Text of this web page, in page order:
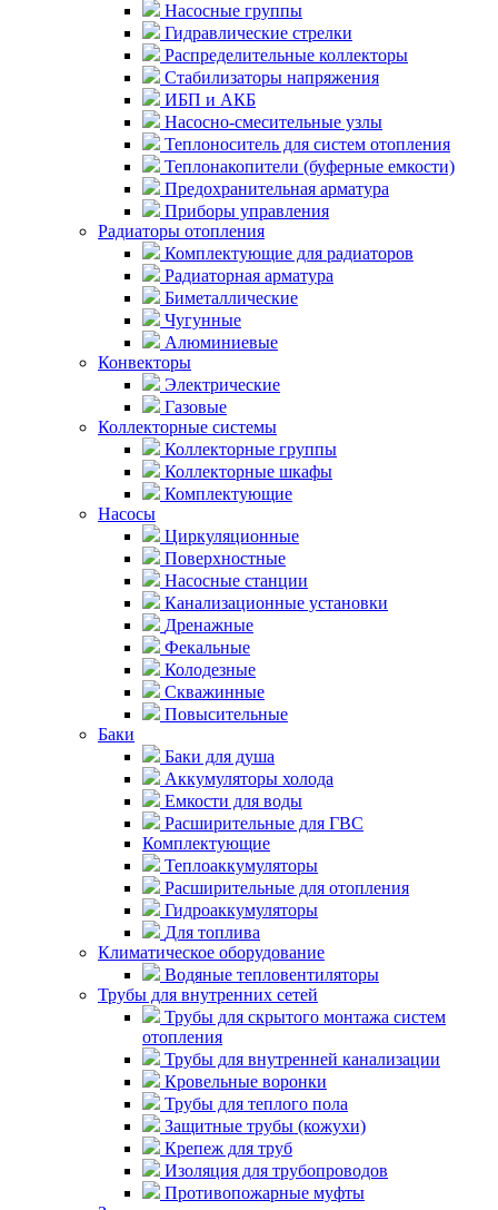
Насосные группы
Гидравлические стрелки
Распределительные коллекторы
Стабилизаторы напряжения
ИБП и АКБ
Насосно-смесительные узлы
Теплоноситель для систем отопления
Теплонакопители (буферные емкости)
Предохранительная арматура
Приборы управления
Радиаторы отопления
Комплектующие для радиаторов
Радиаторная арматура
Биметаллические
Чугунные
Алюминиевые
Конвекторы
Электрические
Газовые
Коллекторные системы
Коллекторные группы
Коллекторные шкафы
Комплектующие
Насосы
Циркуляционные
Поверхностные
Насосные станции
Канализационные установки
Дренажные
Фекальные
Колодезные
Скважинные
Повысительные
Баки
Баки для душа
Аккумуляторы холода
Емкости для воды
Расширительные для ГВС
Комплектующие
Теплоаккумуляторы
Расширительные для отопления
Гидроаккумуляторы
Для топлива
Климатическое оборудование
Водяные тепловентиляторы
Трубы для внутренних сетей
Трубы для скрытого монтажа систем
отопления
Трубы для внутренней канализации
Кровельные воронки
Трубы для теплого пола
Защитные трубы (кожухи)
Крепеж для труб
Изоляция для трубопроводов
Противопожарные муфты